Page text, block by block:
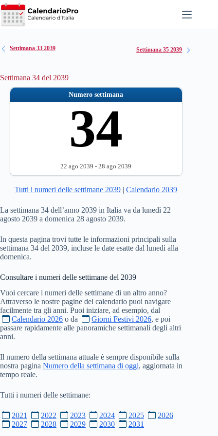
Salta
al
contenuto
Settimana 33 2039 Settimana 35 2039
Settimana 34 del 2039
Numero settimana
34
22 ago 2039 - 28 ago 2039
Tutti i numeri delle settimane 2039 |Calendario 2039
La settimana 34 dell’anno 2039 in Italia va da lunedì 22
agosto 2039 a domenica 28 agosto 2039.
In questa pagina trovi tutte le informazioni principali sulla
settimana 34 del 2039, incluse le date esatte dal lunedì alla
domenica.
Consultare i numeri delle settimane del 2039
Vuoi cercare i numeri delle settimane di un altro anno?
Attraverso le nostre pagine del calendario puoi navigare
facilmente tra gli anni. Puoi iniziare, ad esempio, dal
Calendario 2026 o da Giorni Festivi 2026, e poi
passare rapidamente alle panoramiche settimanali degli altri
anni.
Il numero della settimana attuale è sempre disponibile sulla
nostra pagina Numero della settimana di oggi, aggiornata in
tempo reale.
Tutti i numeri delle settimane:
2021 2022 2023 2024 2025
2026
2027
2028 2029 2030 2031